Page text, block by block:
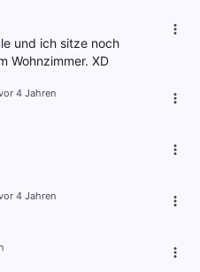
und ich sitze noch
Wohnzimmer. XD
4 Jahren
4 Jahren